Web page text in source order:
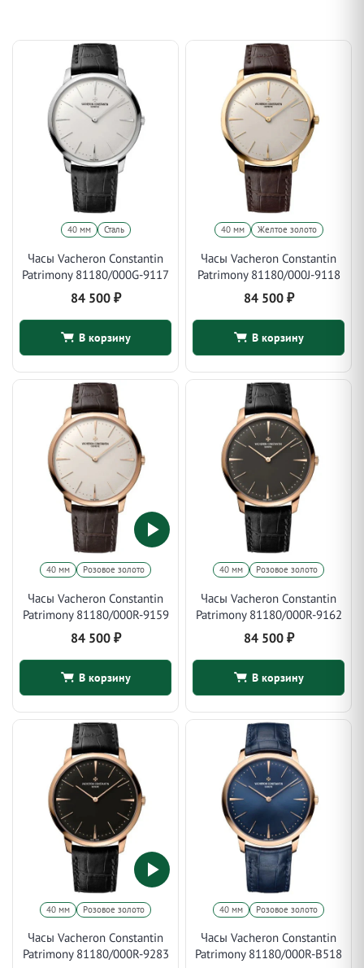
40 мм Сталь
Часы Vacheron Constantin
Patrimony 81180/000G-9117
84 500 ₽
В корзину
40 мм Желтое золото
Часы Vacheron Constantin
Patrimony 81180/000J-9118
84 500 ₽
В корзину
40 мм Розовое золото
Часы Vacheron Constantin
Patrimony 81180/000R-9159
84 500 ₽
В корзину
40 мм Розовое золото
Часы Vacheron Constantin
Patrimony 81180/000R-9162
84 500 ₽
В корзину
40 мм Розовое золото
Часы Vacheron Constantin
Patrimony 81180/000R-9283
40 мм Розовое золото
Часы Vacheron Constantin
Patrimony 81180/000R-B518